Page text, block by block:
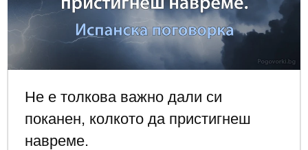
Не е толкова важно дали си
поканен, колкото да пристигнеш
навреме.